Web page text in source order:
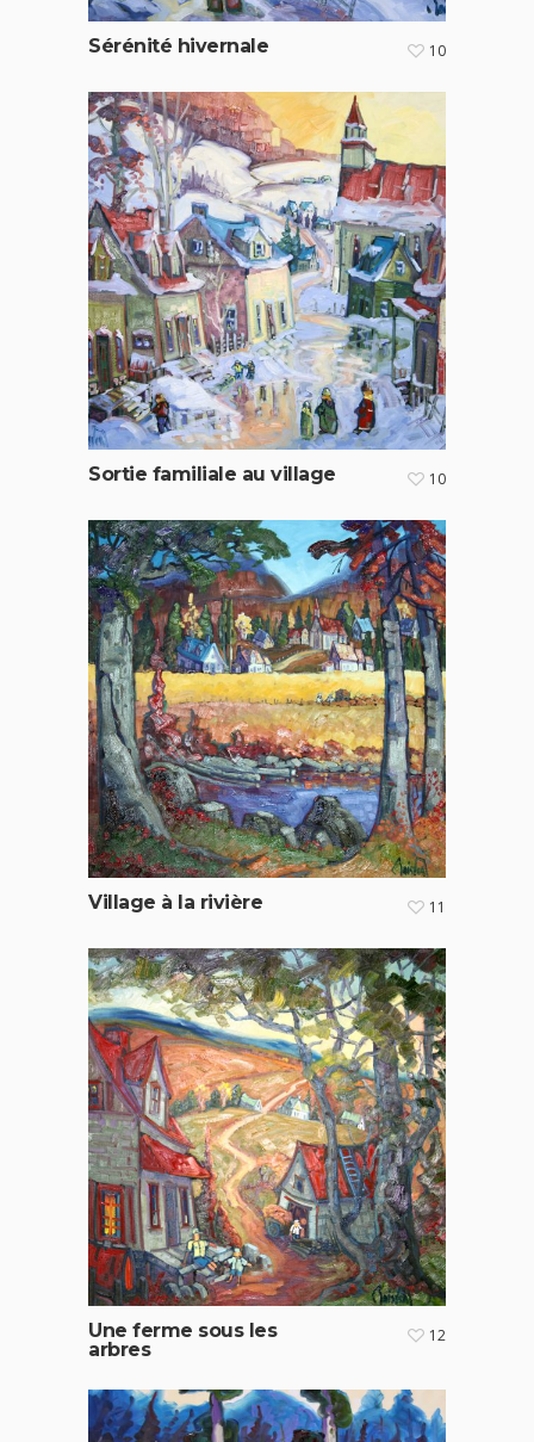
Sérénité hivernale 10
Sortie familiale au village 10
Village à la rivière 11
Une ferme sous les
arbres
12